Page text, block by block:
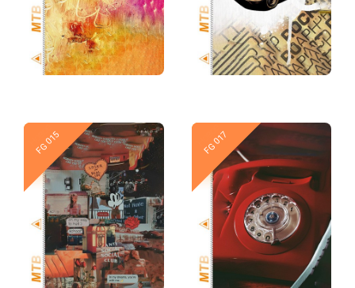
Новое
FG 015 Новое
FG 017